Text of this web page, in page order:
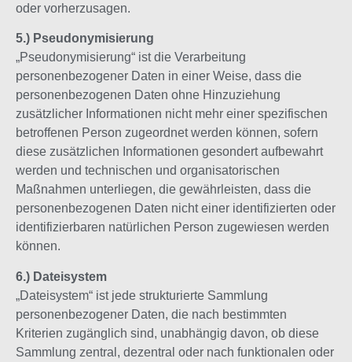
oder vorherzusagen.
5.) Pseudonymisierung
„Pseudonymisierung“ ist die Verarbeitung
personenbezogener Daten in einer Weise, dass die
personenbezogenen Daten ohne Hinzuziehung
zusätzlicher Informationen nicht mehr einer spezifischen
betroffenen Person zugeordnet werden können, sofern
diese zusätzlichen Informationen gesondert aufbewahrt
werden und technischen und organisatorischen
Maßnahmen unterliegen, die gewährleisten, dass die
personenbezogenen Daten nicht einer identifizierten oder
identifizierbaren natürlichen Person zugewiesen werden
können.
6.) Dateisystem
„Dateisystem“ ist jede strukturierte Sammlung
personenbezogener Daten, die nach bestimmten
Kriterien zugänglich sind, unabhängig davon, ob diese
Sammlung zentral, dezentral oder nach funktionalen oder